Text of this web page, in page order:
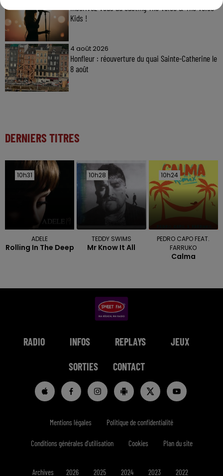
Inscrivez-vous au casting The Voice & The Voice
Kids !
4 août 2026
Honfleur : réouverture du quai Sainte-Catherine le
8 août
DERNIERS TITRES
10h31
10h31
ADELE
Rolling In The Deep
10h28
10h28
TEDDY SWIMS
Mr Know It All
10h24
10h24
PEDRO CAPO FEAT.
FARRUKO
Calma
RADIO INFOS REPLAYS JEUX
SORTIES CONTACT
Mentions légales Politique de confidentialité
Conditions générales d'utilisation Cookies Plan du site
Archives 2026 2025 2024 2023 2022